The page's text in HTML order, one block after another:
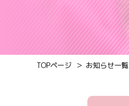
TOPページ お知らせ一覧